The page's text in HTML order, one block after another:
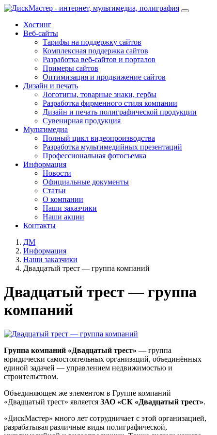
Хостинг
Веб-сайты
Тарифы на поддержку сайтов
Комплексная поддержка сайтов
Разработка веб-сайтов и порталов
Примеры сайтов
Оптимизация и продвижение сайтов
Дизайн и печать
Логотипы, товарные знаки, гербы
Разработка фирменного стиля компании
Дизайн и печать полиграфической продукции
Сувенирная продукция
Мультимедиа
Полный цикл видеопроизводства
Разработка мультимедийных презентаций
Профессиональная фотосъемка
Информация
Новости
Официальные документы
Статьи
О компании
Наши заказчики
Наши акции
Контакты
ДМ
Информация
Наши заказчики
Двадцатый трест — группа компаний
Двадцатый трест — группа
компаний
Группа компаний «Двадцатый трест» — группа
юридически самостоятельных организаций, объединённых
единой задачей — управлением недвижимостью и
строительством.
Объединяющем же элементом в Группе компаний
«Двадцатый трест» является ЗАО «СК «Двадцатый трест».
«ДискМастер» много лет сотрудничает с этой организацией,
разрабатывая различные виды полиграфической,